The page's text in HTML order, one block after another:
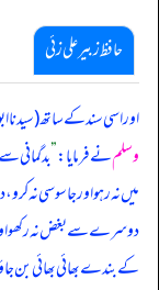
حافظ زبیر علی زئی
اور اسی سند کے ساتھ
وسلمنے فرمایا:”بدگمانی
میں نہ رہو اور جاسوسی نہ
دوسرے سے بغض نہ رکھو
کے بندے بھائی بھائی بن